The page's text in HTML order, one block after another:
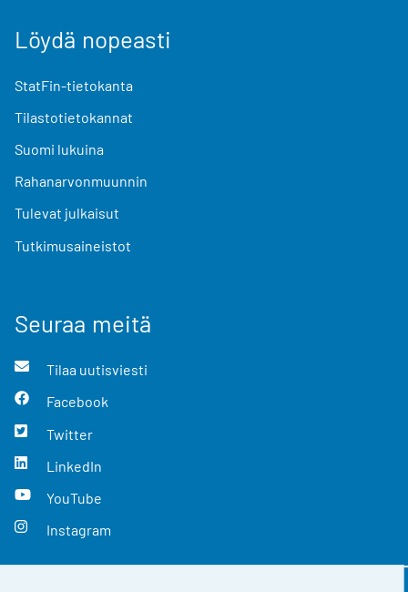
Löydä nopeasti
StatFin-tietokanta
Tilastotietokannat
Suomi lukuina
Rahanarvonmuunnin
Tulevat julkaisut
Tutkimusaineistot
Seuraa meitä
Tilaa uutisviesti
Facebook
Twitter
LinkedIn
YouTube
Instagram